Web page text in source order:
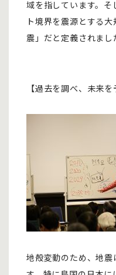
域を指しています。そ
ト境界を震源とする
震」だと定義されまし
【過去を調べ、未来を
地殻変動のため、地